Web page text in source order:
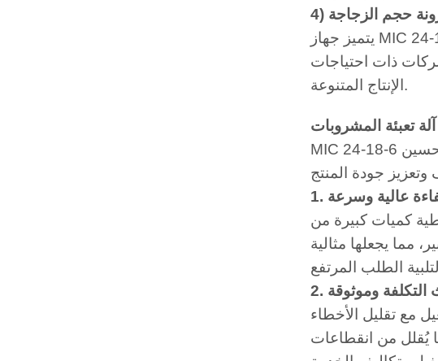
حجم الزجاجة
يتميز جهاز MIC 24-18-6 بمرونة عالية، حيث يمكنه التعامل مع مختلف أحجام وأشكال الزجاجات. تضمن هذه المرونة
ذات احتياجات
الإنتاج المتنوعة.
آلة تعبئة المشروبات
كفاءة عالية وسرعة
كميات كبيرة من
مما يجعلها مثالية
التكلفة وموثوقة
مع تقليل الأخطاء
يُقلل من انقطاعات